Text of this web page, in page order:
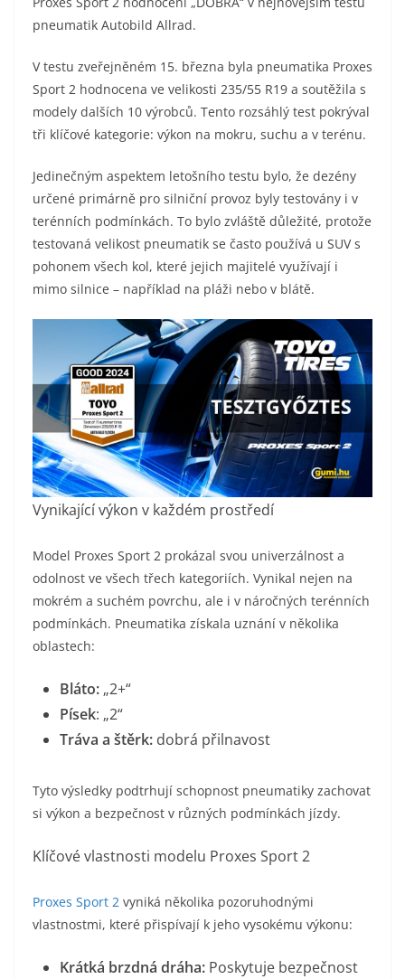
pneumatik Autobild Allrad.
​V testu zveřejněném 15. března byla pneumatika Proxes
Sport 2 hodnocena ve velikosti 235/55 R19 a soutěžila s
modely dalších 10 výrobců. Tento rozsáhlý test pokrýval
tři klíčové kategorie: výkon na mokru, suchu a v terénu.
​Jedinečným aspektem letošního testu bylo, že dezény
určené primárně pro silniční provoz byly testovány i v
terénních podmínkách. To bylo zvláště důležité, protože
testovaná velikost pneumatik se často používá u SUV s
pohonem všech kol, které jejich majitelé využívají i
mimo silnice – například na pláži nebo v blátě.
​Vynikající výkon v každém prostředí
Model Proxes Sport 2 prokázal svou univerzálnost a
odolnost ve všech třech kategoriích. Vynikal nejen na
mokrém a suchém povrchu, ale i v náročných terénních
podmínkách. Pneumatika získala uznání v několika
oblastech:
​Bláto: „2+“
​Písek: „2“
Tráva a štěrk: dobrá přilnavost
​Tyto výsledky podtrhují schopnost pneumatiky zachovat
si výkon a bezpečnost v různých podmínkách jízdy.
​Klíčové vlastnosti modelu Proxes Sport 2
Proxes Sport 2 vyniká několika pozoruhodnými
vlastnostmi, které přispívají k jeho vysokému výkonu:
Krátká brzdná dráha: Poskytuje bezpečnost